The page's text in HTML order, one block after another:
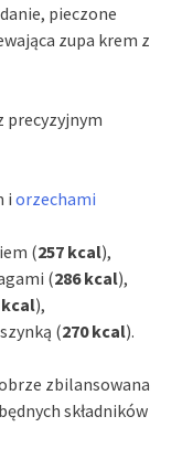
pieczone
zupa krem z
precyzyjnym
i orzechami
(257 kcal),
(286 kcal),
kcal),
(270 kcal).
zbilansowana
składników